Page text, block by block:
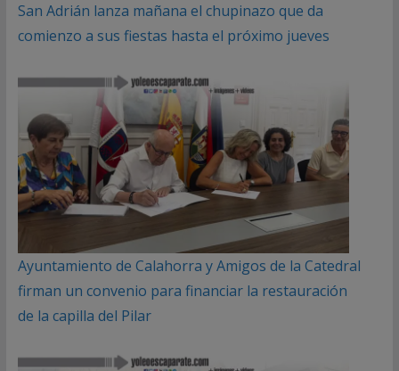
San Adrián lanza mañana el chupinazo que da
comienzo a sus fiestas hasta el próximo jueves
Ayuntamiento de Calahorra y Amigos de la Catedral
firman un convenio para financiar la restauración
de la capilla del Pilar